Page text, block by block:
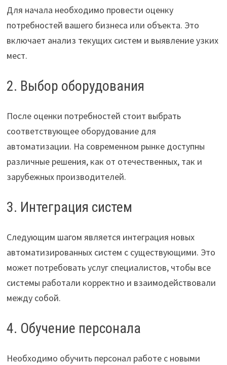
Для начала необходимо провести оценку
потребностей вашего бизнеса или объекта. Это
включает анализ текущих систем и выявление узких
мест.
2. Выбор оборудования
После оценки потребностей стоит выбрать
соответствующее оборудование для
автоматизации. На современном рынке доступны
различные решения, как от отечественных, так и
зарубежных производителей.
3. Интеграция систем
Следующим шагом является интеграция новых
автоматизированных систем с существующими. Это
может потребовать услуг специалистов, чтобы все
системы работали корректно и взаимодействовали
между собой.
4. Обучение персонала
Необходимо обучить персонал работе с новыми